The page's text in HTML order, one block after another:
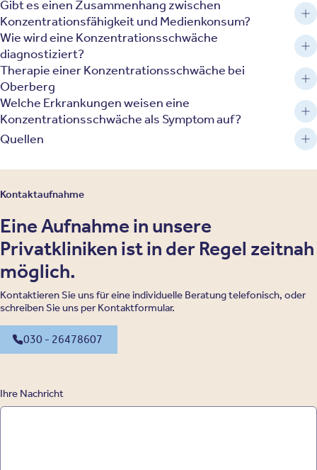
Gibt es einen Zusammenhang zwischen
Konzentrationsfähigkeit und Medienkonsum?
Wie wird eine Konzentrationsschwäche
diagnostiziert?
Therapie einer Konzentrationsschwäche bei
Oberberg
Welche Erkrankungen weisen eine
Konzentrationsschwäche als Symptom auf?
Quellen
Kontaktaufnahme
Eine Aufnahme in unsere
Privatkliniken ist in der Regel zeitnah
möglich.
Kontaktieren Sie uns für eine individuelle Beratung telefonisch, oder
schreiben Sie uns per Kontaktformular.
030 - 26478607
Ihre Nachricht